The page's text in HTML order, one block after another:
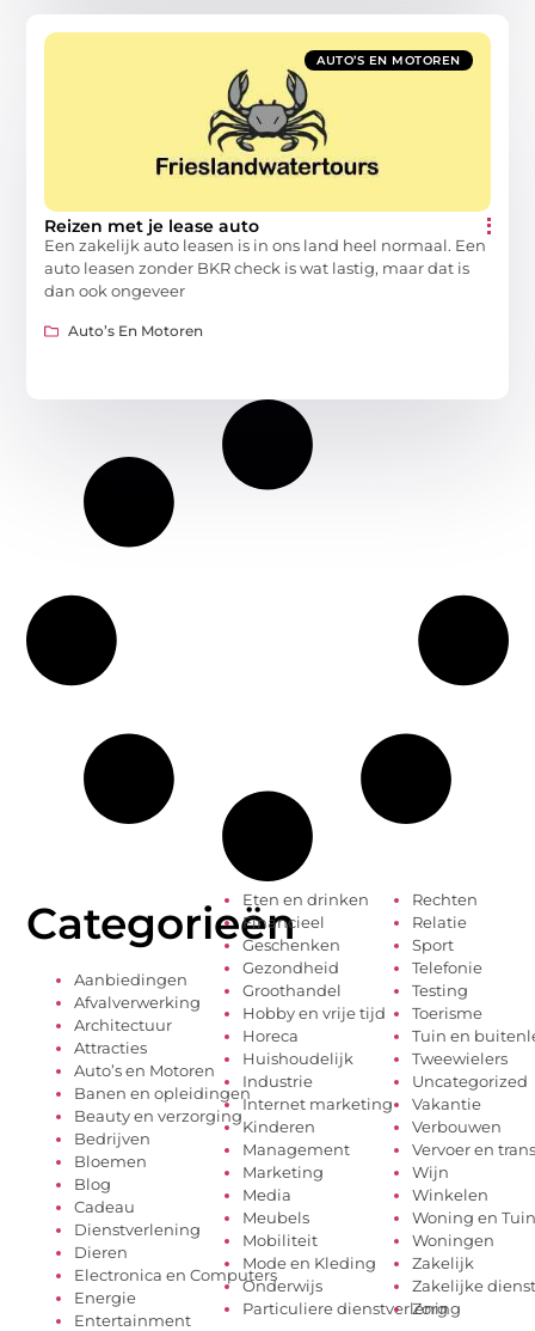
AUTO’S EN MOTOREN
Reizen met je lease auto
Een zakelijk auto leasen is in ons land heel normaal. Een
auto leasen zonder BKR check is wat lastig, maar dat is
dan ook ongeveer
Auto’s En Motoren
Categorieën
Aanbiedingen
Afvalverwerking
Architectuur
Attracties
Auto’s en Motoren
Banen en opleidingen
Beauty en verzorging
Bedrijven
Bloemen
Blog
Cadeau
Dienstverlening
Dieren
Electronica en Computers
Energie
Entertainment
Eten en drinken
Financieel
Geschenken
Gezondheid
Groothandel
Hobby en vrije tijd
Horeca
Huishoudelijk
Industrie
Internet marketing
Kinderen
Management
Marketing
Media
Meubels
Mobiliteit
Mode en Kleding
Onderwijs
Particuliere dienstverlening
Rechten
Relatie
Sport
Telefonie
Testing
Toerisme
Tuin en
Tweewielers
Uncategorized
Vakantie
Verbouwen
Vervoer en
Wijn
Winkelen
Woning en Tuin
Woningen
Zakelijk
Zakelijke
Zorg